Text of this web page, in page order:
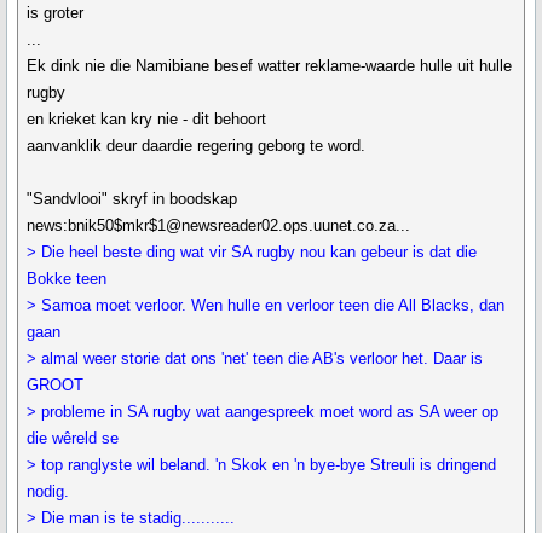
is groter
...
Ek dink nie die Namibiane besef watter reklame-waarde hulle uit hulle
rugby
en krieket kan kry nie - dit behoort
aanvanklik deur daardie regering geborg te word.
"Sandvlooi" skryf in boodskap
news:bnik50$mkr$1@newsreader02.ops.uunet.co.za...
> Die heel beste ding wat vir SA rugby nou kan gebeur is dat die
Bokke teen
> Samoa moet verloor. Wen hulle en verloor teen die All Blacks, dan
gaan
> almal weer storie dat ons 'net' teen die AB's verloor het. Daar is
GROOT
> probleme in SA rugby wat aangespreek moet word as SA weer op
die wêreld se
> top ranglyste wil beland. 'n Skok en 'n bye-bye Streuli is dringend
nodig.
> Die man is te stadig...........